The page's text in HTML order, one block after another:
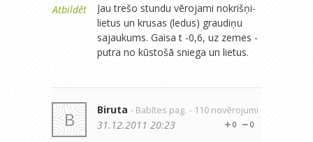
Atbildēt
Jau trešo stundu vērojami nokrišņi-
lietus un krusas (ledus) graudiņu
sajaukums. Gaisa t -0,6, uz zemes -
putra no kūstošā sniega un lietus.
B Biruta - Babītes pag. - 110 novērojumi
0
0
31.12.2011 20:23